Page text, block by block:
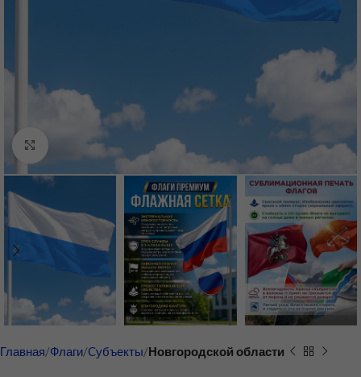
Нажмите, чтобы увеличить
Главная Флаги Cубъекты Новгородской области